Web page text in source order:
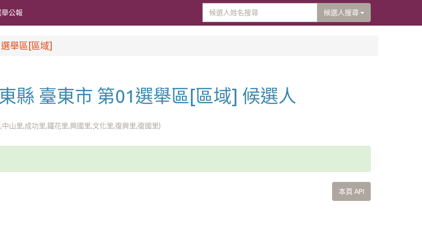
舉公報 候選人搜尋
舉區[區域]
縣 臺東市 第01選舉區[區域] 候選人
山里,成功里,鐵花里,興國里,文化里,復興里,復國里)
本頁 API